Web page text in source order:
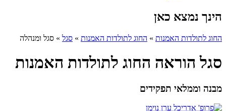
הינך נמצא כאן
החוג לתולדות האמנות » החוג לתולדות האמנות » סגל » סגל ומנהלה
סגל הוראה החוג לתולדות האמנות
מבנה וממלאי תפקידים